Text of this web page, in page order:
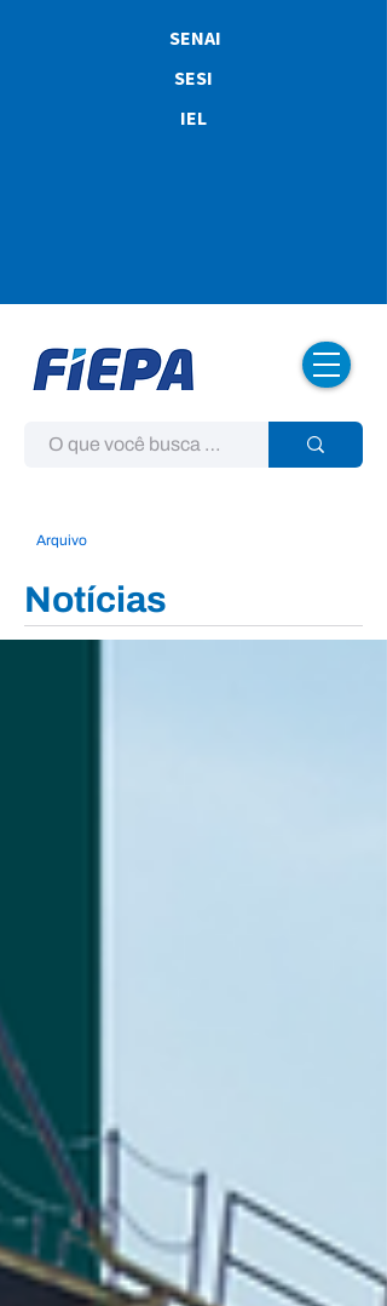
SENAI
SESI
IEL
Arquivo
Notícias